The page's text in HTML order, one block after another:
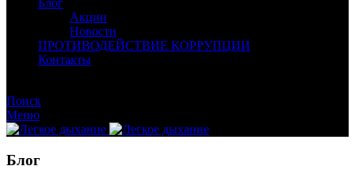
Блог
Акции
Новости
ПРОТИВОДЕЙСТВИЕ КОРРУПЦИИ
Контакты
Поиск
Меню
Блог